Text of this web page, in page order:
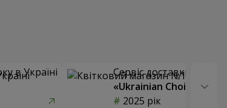
в Україні
Сервіс доставки квітів
«Ukrainian Choice»
2025 рік